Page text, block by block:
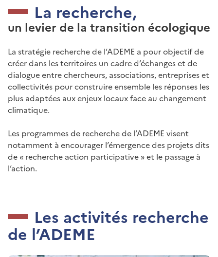
La recherche,
un levier de la transition écologique
La stratégie recherche de l’ADEME a pour objectif de
créer dans les territoires un cadre d’échanges et de
dialogue entre chercheurs, associations, entreprises et
collectivités pour construire ensemble les réponses les
plus adaptées aux enjeux locaux face au changement
climatique.
Les programmes de recherche de l’ADEME visent
notamment à encourager l’émergence des projets dits
de « recherche action participative » et le passage à
l’action.
Les activités recherche
de l’ADEME